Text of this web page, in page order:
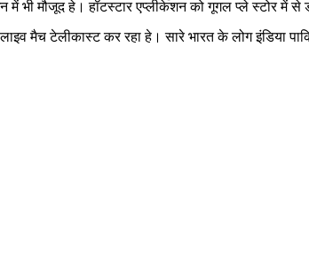
में भी मौजूद हे। हॉटस्टार एप्लीकेशन को गूगल प्ले स्टोर
मैच टेलीकास्ट कर रहा हे। सारे भारत के लोग इंडिया